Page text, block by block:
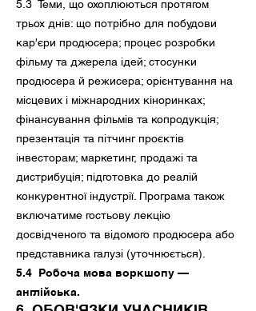
5.3 Теми, що охоплюються протягом
трьох днів: що потрібно для побудови
кар'єри продюсера; процес розробки
фільму та джерела ідей; стосунки
продюсера й режисера; орієнтування на
місцевих і міжнародних кіноринках;
фінансування фільмів та копродукція;
презентація та пітчинг проєктів
інвесторам; маркетинг, продажі та
дистрибуція; підготовка до реалій
конкурентної індустрії. Програма також
включатиме гостьову лекцію
досвідченого та відомого продюсера або
представника галузі (уточнюється).
5.4 Робоча мова воркшопу —
англійська.